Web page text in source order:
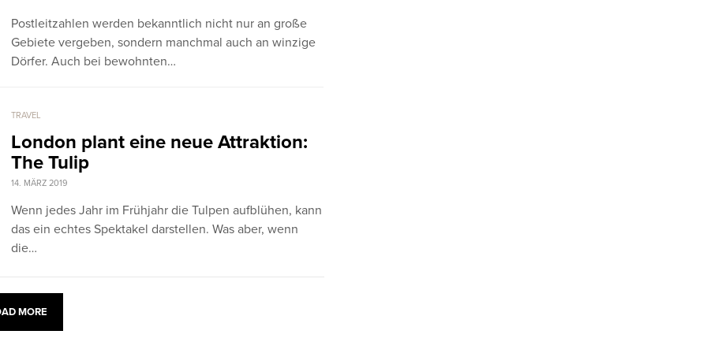
Postleitzahlen werden bekanntlich nicht nur an große
Gebiete vergeben, sondern manchmal auch an winzige
Dörfer. Auch bei bewohnten…
TRAVEL
London plant eine neue Attraktion:
The Tulip
14. MÄRZ 2019
Wenn jedes Jahr im Frühjahr die Tulpen aufblühen, kann
das ein echtes Spektakel darstellen. Was aber, wenn
die…
MORE